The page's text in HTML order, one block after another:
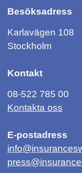
Besöksadress
Karlavägen 108
Stockholm
Kontakt
08-522 785 00
Kontakta oss
E-postadress